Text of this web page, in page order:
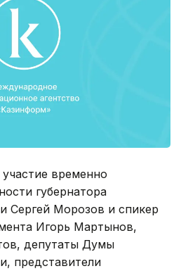
временно
губернатора
Сергей Морозов и спикер
Игорь Мартынов,
депутаты Думы
представители